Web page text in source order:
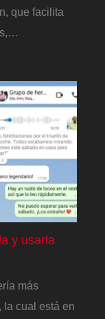
que facilita
y usarla
más
la cual está en